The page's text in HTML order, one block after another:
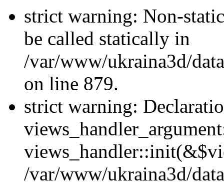
strict warning: Non-
be called statically in
/var/www/ukraina3d/
on line 879.
strict warning:
/var/www/ukraina3d/